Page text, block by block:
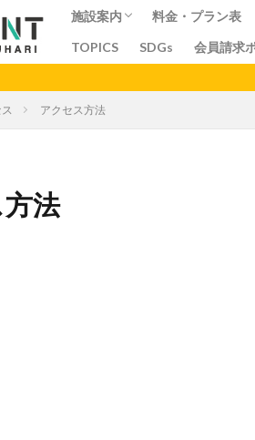
施設案内
コワーキングスペース
シェアオフィス
シェアキッチン
会議室
料金・プラン表
TOPICS
SDGs 会員請求
アクセス方法
法
カテゴリー